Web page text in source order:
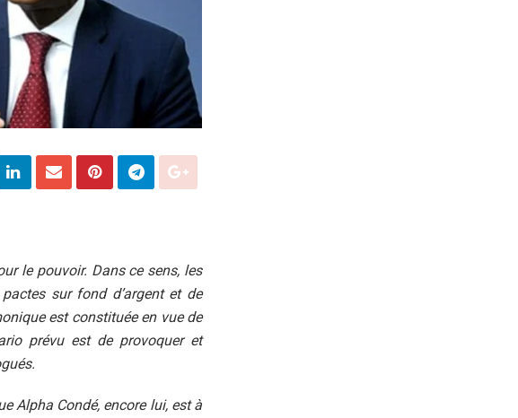
le pouvoir. Dans ce sens, les
sur fond d’argent et de
est constituée en vue de
prévu est de provoquer et
Alpha Condé, encore lui, est à